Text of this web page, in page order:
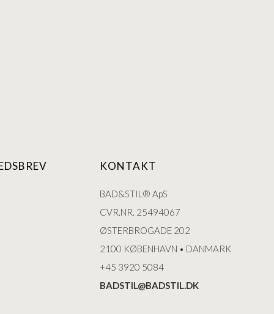
KONTAKT
BAD&STIL® ApS
CVR.NR. 25494067
ØSTERBROGADE 202
2100 KØBENHAVN • DANMARK
+45 3920 5084
BADSTIL@BADSTIL.DK